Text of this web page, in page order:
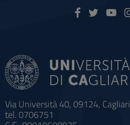
Via Università 40, 09124, Cagliari
tel. 0706751